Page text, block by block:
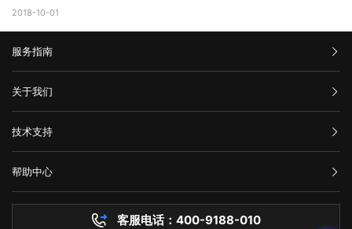
大合作伙伴和客户问好：祝大家节日快乐，欢度国庆佳节！ 根据
2、上班时间：10月8日（星期一）正常上班； 快快网络在假期
2、24小时售后服务企业QQ：800088387； 3、服务电话：0592-
3337733； 如遇到特殊重大事宜，需节后上班处理，不便之处，敬
请谅解！最后，再次感谢您一直以来对快快网络的支持与信赖，谢谢！
门：@小伙伴们，国庆假期，看好自己的钱袋子很重要！ 厦门快快
2018-10-01
服务指南
汇款信息
购买流程
服务条款
关于我们
公司介绍
举报中心
隐私声明
技术支持
网站备案
技术文档
帮助中心
服务器问题
客服电话：400-9188-010